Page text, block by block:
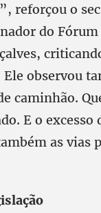
reforçou o
do
observou
caminhão.
E o excesso
as vias